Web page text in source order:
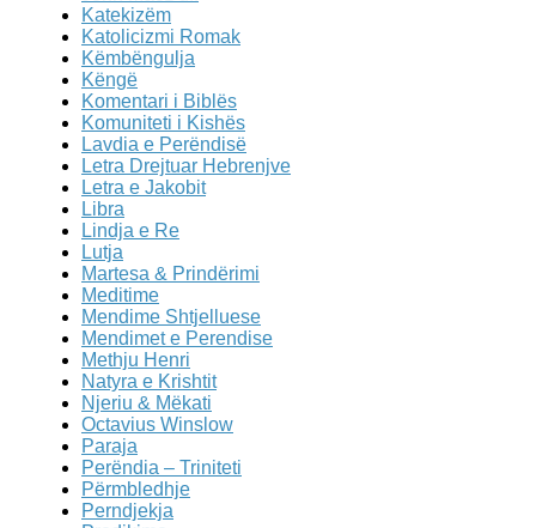
Katekizëm
Katolicizmi Romak
Këmbëngulja
Këngë
Komentari i Biblës
Komuniteti i Kishës
Lavdia e Perëndisë
Letra Drejtuar Hebrenjve
Letra e Jakobit
Libra
Lindja e Re
Lutja
Martesa & Prindërimi
Meditime
Mendime Shtjelluese
Mendimet e Perendise
Methju Henri
Natyra e Krishtit
Njeriu & Mëkati
Octavius Winslow
Paraja
Perëndia – Triniteti
Përmbledhje
Perndjekja